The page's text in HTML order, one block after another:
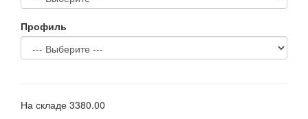
Профиль
На складе 3380.00